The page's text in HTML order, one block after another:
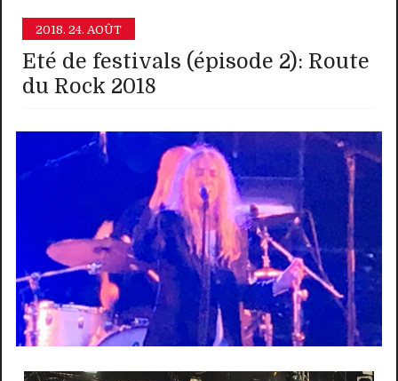
2018. 24. AOÛT
Eté de festivals (épisode 2): Route
du Rock 2018